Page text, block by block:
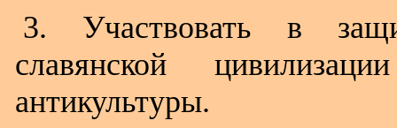
3. Участвовать в
славянской
антикультуры.